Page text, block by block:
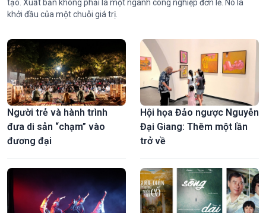
tạo. Xuất bản không phải là một ngành công nghiệp đơn lẻ. Nó là
khởi đầu của một chuỗi giá trị.
Người trẻ và hành trình
đưa di sản “chạm” vào
đương đại
Hội họa Đảo ngược Nguyễn
Đại Giang: Thêm một lần
trở về